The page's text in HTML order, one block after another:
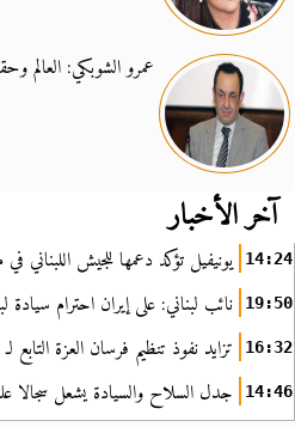
عمرو الشوبكي: العالم
آخر الأخبار
14:24 يونيفيل تؤكد دعمها للجيش اللبناني
19:50 نائب لبناني: على إيران احترام
16:32 تزايد نفوذ تنظيم فرسان العزة
14:46 جدل السلاح والسيادة يشعل سجالا